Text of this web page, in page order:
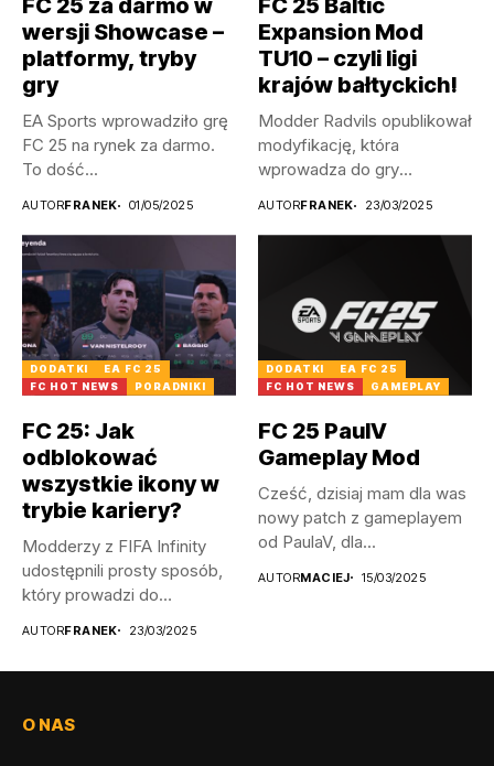
FC 25 za darmo w
wersji Showcase –
platformy, tryby
gry
EA Sports wprowadziło grę
FC 25 na rynek za darmo.
To dość...
AUTORFRANEK 01/05/2025
FC 25 Baltic
Expansion Mod
TU10 – czyli ligi
krajów bałtyckich!
Modder Radvils opublikował
modyfikację, która
wprowadza do gry
AUTORFRANEK 23/03/2025
DODATKI
EA FC 25
FC HOT NEWS
PORADNIKI
FC 25: Jak
odblokować
wszystkie ikony w
trybie kariery?
Modderzy z FIFA Infinity
udostępnili prosty sposób,
który prowadzi do
AUTORFRANEK 23/03/2025
DODATKI
EA FC 25
FC HOT NEWS
GAMEPLAY
FC 25 PaulV
Gameplay Mod
Cześć, dzisiaj mam dla was
nowy patch z gameplayem
od PaulaV, dla...
AUTORMACIEJ 15/03/2025
O NAS